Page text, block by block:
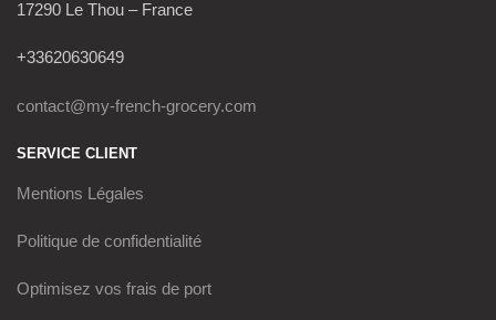
17290 Le Thou – France
+33620630649
contact@my-french-grocery.com
SERVICE CLIENT
Mentions Légales
Politique de confidentialité
Optimisez vos frais de port